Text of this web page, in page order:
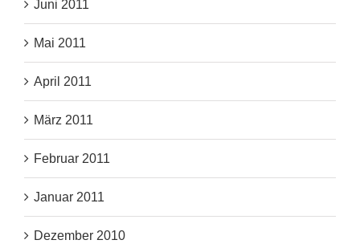
Juni 2011
Mai 2011
April 2011
März 2011
Februar 2011
Januar 2011
Dezember 2010